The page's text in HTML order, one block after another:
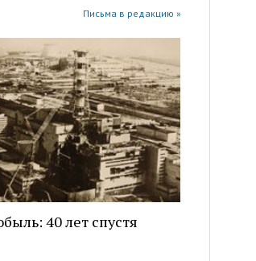
Письма в редакцию »
40 лет спустя